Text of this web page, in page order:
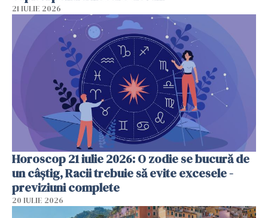
21 IULIE 2026
Horoscop 21 iulie 2026: O zodie se bucură de
un câștig, Racii trebuie să evite excesele -
previziuni complete
20 IULIE 2026